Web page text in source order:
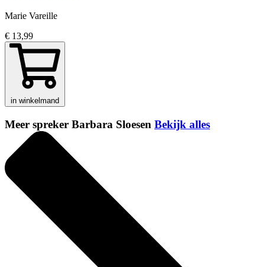
Marie Vareille
€ 13,99
in winkelmand
Meer spreker Barbara Sloesen Bekijk alles